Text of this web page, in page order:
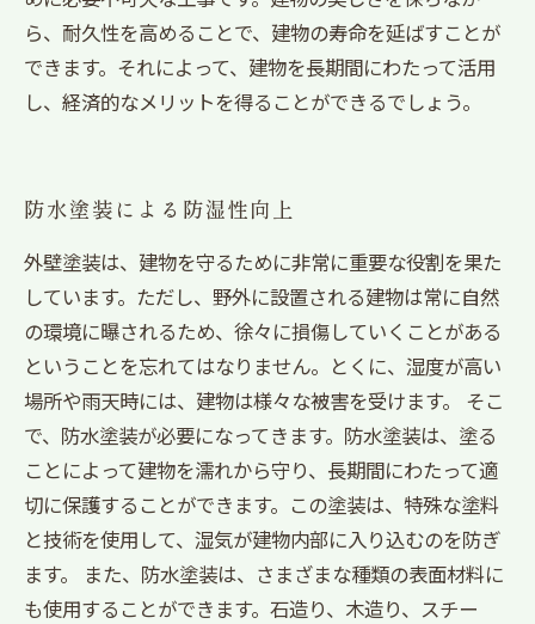
ら、耐久性を高めることで、建物の寿命を延ばすことが
できます。それによって、建物を長期間にわたって活用
し、経済的なメリットを得ることができるでしょう。
防水塗装による防湿性向上
外壁塗装は、建物を守るために非常に重要な役割を果た
しています。ただし、野外に設置される建物は常に自然
の環境に曝されるため、徐々に損傷していくことがある
ということを忘れてはなりません。とくに、湿度が高い
場所や雨天時には、建物は様々な被害を受けます。 そこ
で、防水塗装が必要になってきます。防水塗装は、塗る
ことによって建物を濡れから守り、長期間にわたって適
切に保護することができます。この塗装は、特殊な塗料
と技術を使用して、湿気が建物内部に入り込むのを防ぎ
ます。 また、防水塗装は、さまざまな種類の表面材料に
も使用することができます。石造り、木造り、スチー